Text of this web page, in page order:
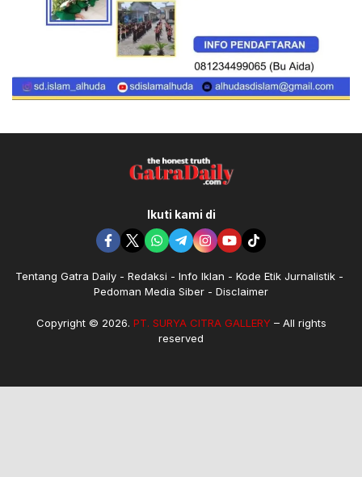
Ikuti kami di
Tentang Gatra Daily Redaksi Info Iklan
Kode Etik Jurnalistik
Pedoman Media Siber
Disclaimer
Copyright © 2026. PT. SURYA CITRA GALLERY– All rights
reserved